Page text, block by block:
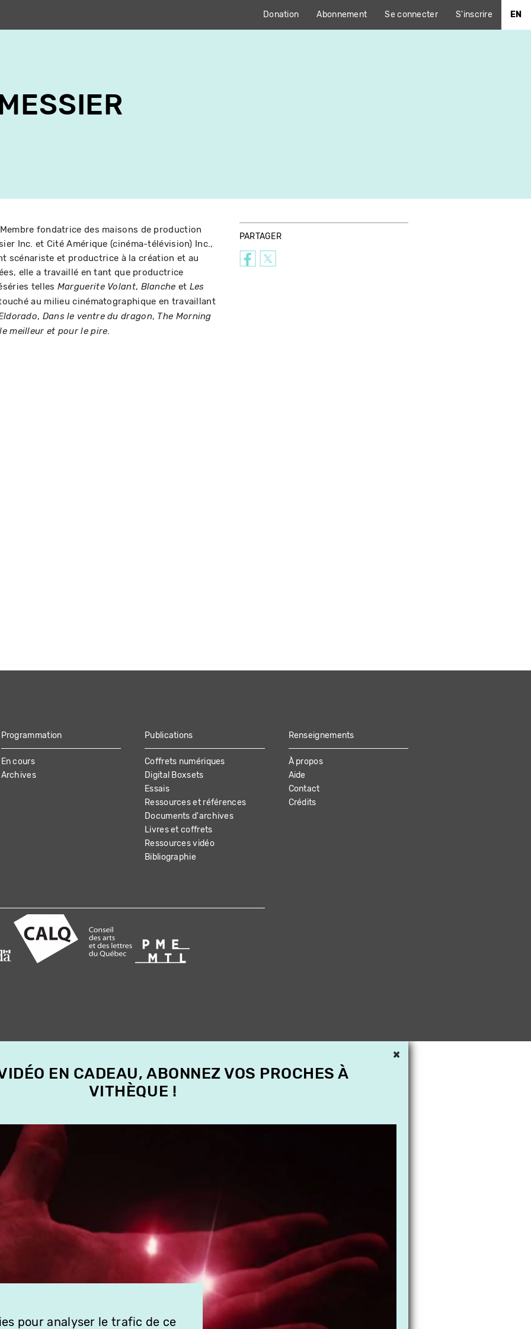
Donation Abonnement Se connecter S'inscrire EN
fondatrice des maisons de production
Inc. et Cité Amérique (cinéma-télévision) Inc.,
scénariste et productrice à la création et au
elle a travaillé en tant que productrice
telles Marguerite Volant, Blanche et Les
au milieu cinématographique en travaillant
, Dans le ventre du dragon, The Morning
meilleur et pour le pire.
PARTAGER
Programmation
En cours
Archives
Publications
Coffrets numériques
Digital Boxsets
Essais
Ressources et références
Documents d'archives
Livres et coffrets
Ressources vidéo
Bibliographie
Renseignements
À propos
Aide
Contact
Crédits
pour analyser le trafic de ce
×
EN CADEAU, ABONNEZ VOS PROCHES À
VITHÈQUE !